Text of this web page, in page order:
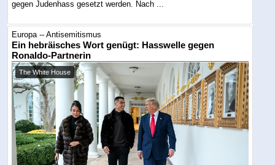
gegen Judenhass gesetzt werden. Nach ...
Europa -- Antisemitismus
Ein hebräisches Wort genügt: Hasswelle gegen
Ronaldo-Partnerin
The White House